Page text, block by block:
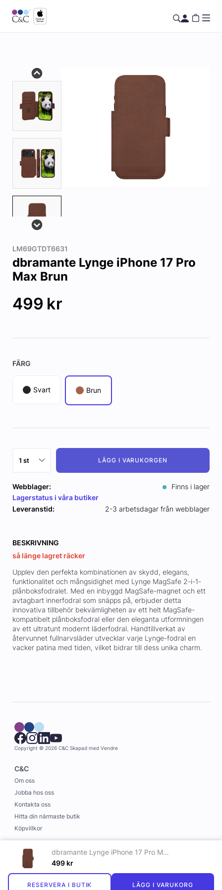
LM69GTDT6631
dbramante Lynge iPhone 17 Pro
Max Brun
499 kr
FÄRG
Svart Brun
LÄGG I VARUKORGEN
dbramante Lynge iPhone 17 Pro Max Brun
499 kr
RESERVERA I BUTIK LÄGG I VARUKORG
Webblager:
Finns i lager
Lagerstatus i våra butiker
Leveranstid:
2-3 arbetsdagar från webblager
BESKRIVNING
så länge lagret räcker
Upplev den perfekta kombinationen av skydd, elegans,
funktionalitet och mångsidighet med Lynge MagSafe 2-i-1-
plånboksfodralet. Med en inbyggd MagSafe-magnet och ett
avtagbart innerfodral som snäpps på, erbjuder detta
innovativa tillbehör bekvämligheten av ett helt MagSafe-
kompatibelt plånboksfodral eller den eleganta utformningen
av ett ultratunt modernt läderfodral. Handtillverkat av
återvunnet fullnarvsläder utvecklar varje Lynge-fodral en
vacker patina med tiden, vilket bidrar till dess unika charm.
Copyright © 2026 C&C Skapad med Vendre
C&C
Om oss
Jobba hos oss
Kontakta oss
Hitta din närmaste butik
Köpvillkor
Information
Leverans och betalning
Cookies
Personuppgiftspolicy